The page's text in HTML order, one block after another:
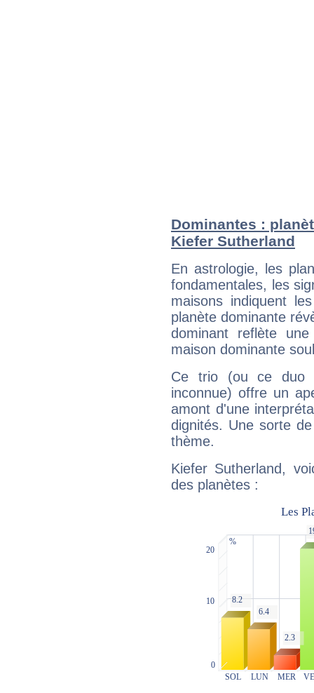
Dominantes :
Kiefer Sutherland
En astrologie, les
fondamentales, les
maisons indiquent
planète dominante
dominant reflète
maison dominante
Ce trio (ou ce duo
inconnue) offre un
amont d'une
dignités. Une sorte
thème.
Kiefer Sutherland,
des planètes :